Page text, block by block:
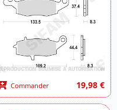
Commander 19,98 €